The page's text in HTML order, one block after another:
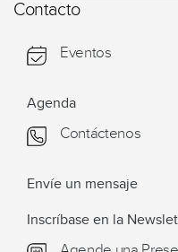
Contacto
Eventos
Agenda
Contáctenos
Envíe un mensaje
Inscríbase en la